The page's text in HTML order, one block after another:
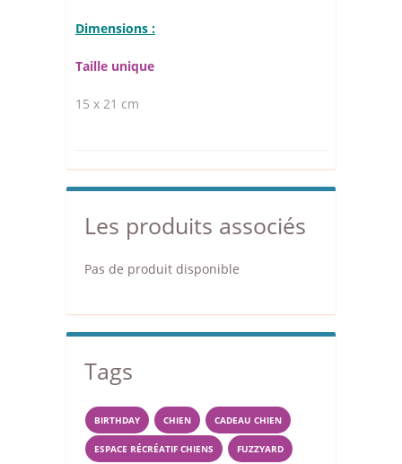
Dimensions :
Taille unique
15 x 21 cm
Les produits associés
Pas de produit disponible
Tags
BIRTHDAY CHIEN CADEAU CHIEN
ESPACE RÉCRÉATIF CHIENS FUZZYARD